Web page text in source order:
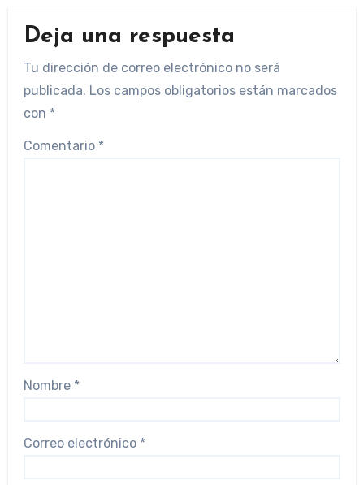
Deja una respuesta
Tu dirección de correo electrónico no será
publicada. Los campos obligatorios están marcados
con *
Comentario *
Nombre *
Correo electrónico *